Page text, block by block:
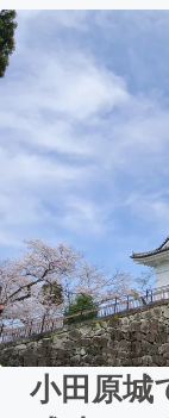
小田原城